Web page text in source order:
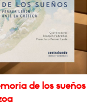
de los sueños